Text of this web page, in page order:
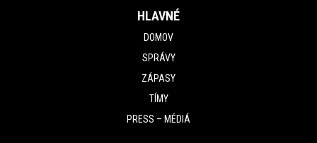
HLAVNÉ
DOMOV
SPRÁVY
ZÁPASY
TÍMY
PRESS – MÉDIÁ